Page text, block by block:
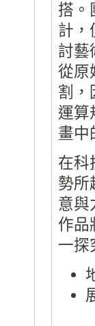
搭。
計，
討藝
從原
割，
運算
畫中
在科
勢所
意與
作品
一探